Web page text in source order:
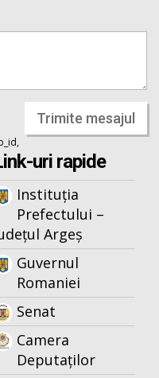
Trimite mesajul
uri rapide
Instituția
Prefectului –
Argeș
Guvernul
Romaniei
Senat
Camera
Deputaților